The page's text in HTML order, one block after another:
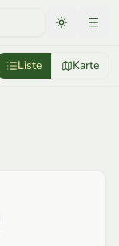
Liste Karte